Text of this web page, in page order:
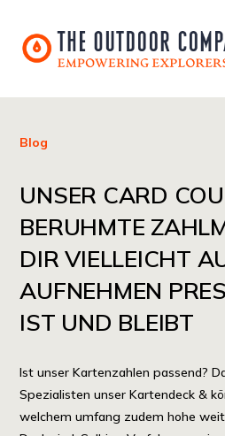
Blog
UNSER CARD
BERUHMTE
DIR VIELLEICHT
AUFNEHMEN
IST UND BLEIBT
Ist unser Kartenzahlen passend?
Spezialisten unser Kartendeck &
welchem umfang zudem hohe